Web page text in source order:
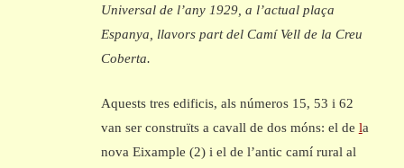
Universal de l’any 1929, a l’actual plaça
Espanya, llavors part del Camí Vell de la Creu
Coberta.
Aquests tres edificis, als números 15, 53 i 62
van ser construïts a cavall de dos móns: el de la
nova Eixample (2) i el de l’antic camí rural al